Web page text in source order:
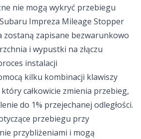
nie mogą wykryć przebiegu
Impreza Mileage Stopper
zostaną zapisane bezwarunkowo
i wypustki na złączu
instalacji
kilku kombinacji klawiszy
całkowicie zmienia przebieg,
do 1% przejechanej odległości.
przebiegu przy
przybliżeniami i mogą